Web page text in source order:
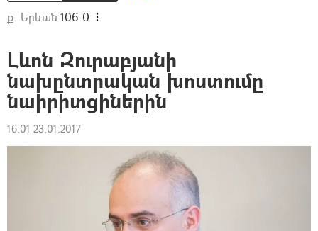
ք. Երևան 106.0
Լևոն Զուրաբյանի
նախընտրական խոստումը
նաիրիտցիներին
16:01 23.01.2017